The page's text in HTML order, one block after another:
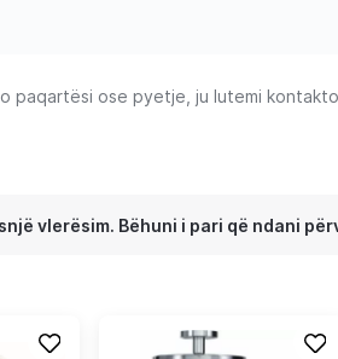
paqartësi ose pyetje, ju lutemi
vlerësim. Bëhuni i pari që ndani